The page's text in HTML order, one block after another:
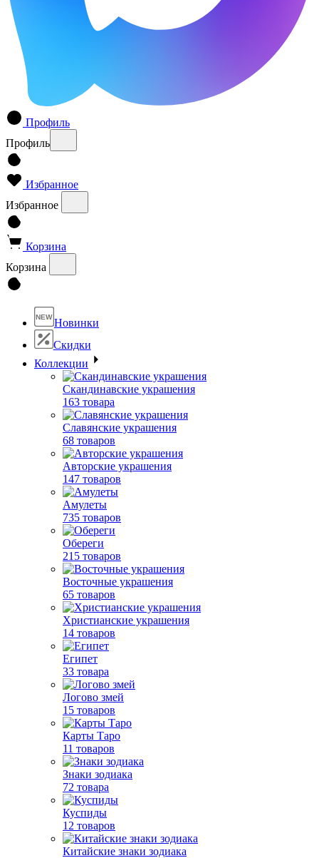
Профиль
Профиль
Избранное
Избранное
Корзина
Корзина
NEW Новинки
Скидки
Коллекции
Скандинавские украшения
163 товара
Славянские украшения
68 товаров
Авторские украшения
147 товаров
Амулеты
735 товаров
Обереги
215 товаров
Восточные украшения
65 товаров
Христианские украшения
14 товаров
Египет
33 товара
Логово змей
15 товаров
Карты Таро
11 товаров
Знаки зодиака
72 товара
Куспиды
12 товаров
Китайские знаки зодиака